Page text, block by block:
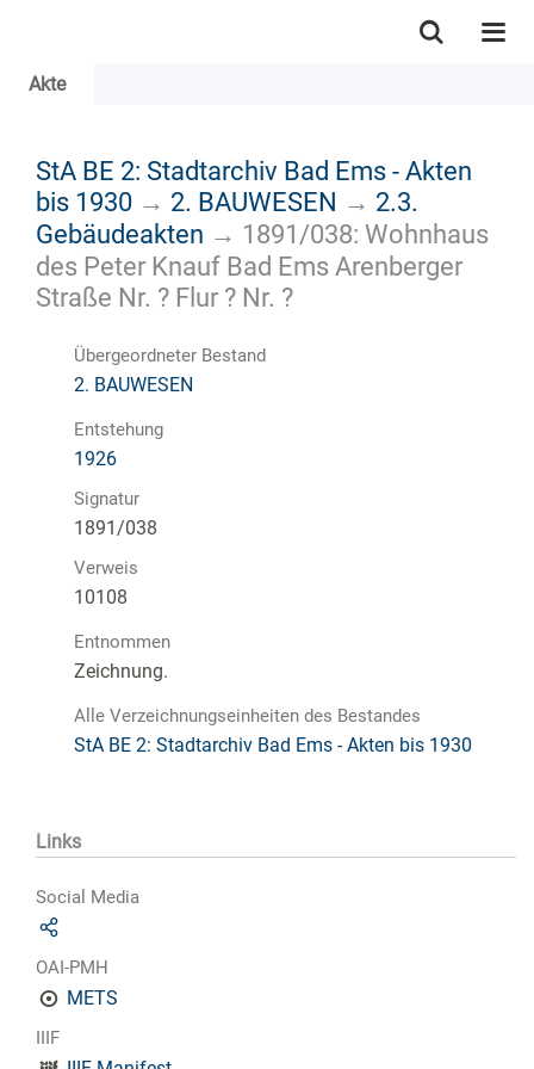
Akte
StA BE 2: Stadtarchiv Bad Ems - Akten
bis 1930 → 2. BAUWESEN → 2.3.
Gebäudeakten → 1891/038: Wohnhaus
des Peter Knauf Bad Ems Arenberger
Straße Nr. ? Flur ? Nr. ?
Übergeordneter Bestand
2. BAUWESEN
Entstehung
1926
Signatur
1891/038
Verweis
10108
Entnommen
Zeichnung.
Alle Verzeichnungseinheiten des Bestandes
StA BE 2: Stadtarchiv Bad Ems - Akten bis 1930
Links
Social Media
OAI-PMH
METS
IIIF